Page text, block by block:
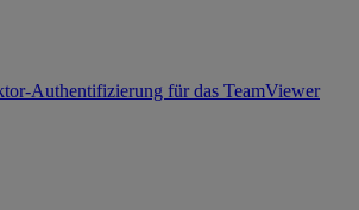
Authentifizierung für das TeamViewer